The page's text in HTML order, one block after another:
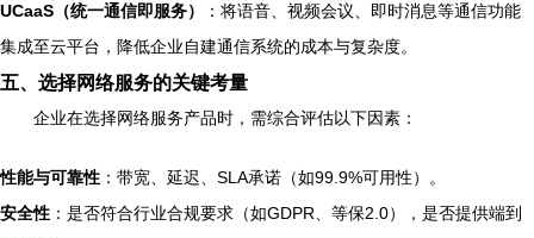
UCaaS（统一通信即服务）
：将语音、视频会议、即时消息等通信功能
集成至云平台，降低企业自建通信系统的成本与复杂度。
五、选择网络服务的关键考量
企业在选择网络服务产品时，需综合评估以下因素：
性能与可靠性 ：带宽、延迟、SLA承诺（如99.9%可用性）。
安全性 ：是否符合行业合规要求（如GDPR、等保2.0），是否提供端到